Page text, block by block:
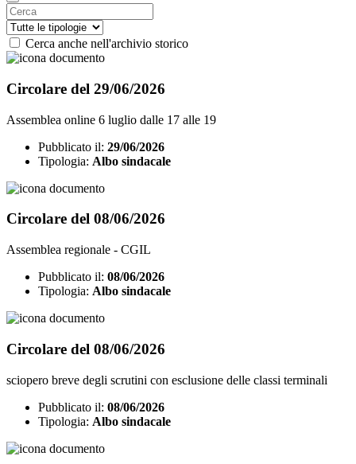
Cerca anche nell'archivio storico
Circolare del 29/06/2026
Assemblea online 6 luglio dalle 17 alle 19
Pubblicato il: 29/06/2026
Tipologia: Albo sindacale
Circolare del 08/06/2026
Assemblea regionale - CGIL
Pubblicato il: 08/06/2026
Tipologia: Albo sindacale
Circolare del 08/06/2026
sciopero breve degli scrutini con esclusione delle classi terminali
Pubblicato il: 08/06/2026
Tipologia: Albo sindacale